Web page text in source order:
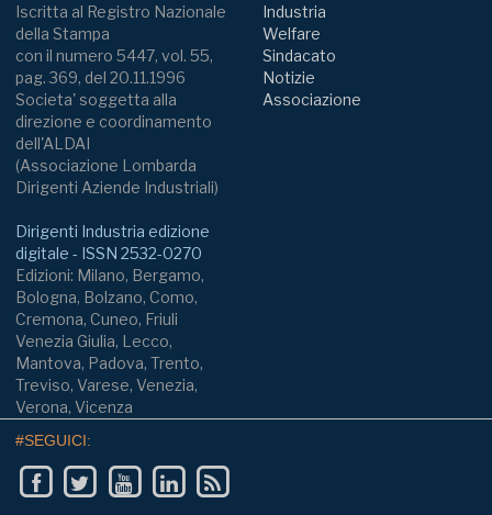
Iscritta al Registro Nazionale
della Stampa
con il numero 5447, vol. 55,
pag. 369, del 20.11.1996
Societa' soggetta alla
direzione e coordinamento
dell'ALDAI
(Associazione Lombarda
Dirigenti Aziende Industriali)
Dirigenti Industria edizione
digitale - ISSN 2532-0270
Edizioni: Milano, Bergamo,
Bologna, Bolzano, Como,
Cremona, Cuneo, Friuli
Venezia Giulia, Lecco,
Mantova, Padova, Trento,
Treviso, Varese, Venezia,
Verona, Vicenza
Industria
Welfare
Sindacato
Notizie
Associazione
#SEGUICI: